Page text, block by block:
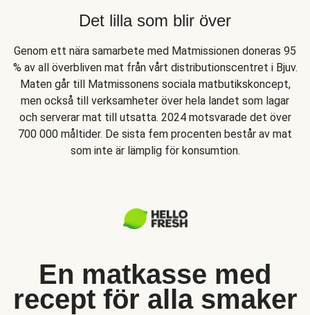
Det lilla som blir över
Genom ett nära samarbete med Matmissionen doneras 95
% av all överbliven mat från vårt distributionscentret i Bjuv.
Maten går till Matmissonens sociala matbutikskoncept,
men också till verksamheter över hela landet som lagar
och serverar mat till utsatta. 2024 motsvarade det över
700 000 måltider. De sista fem procenten består av mat
som inte är lämplig för konsumtion.
En matkasse med
recept för alla smaker